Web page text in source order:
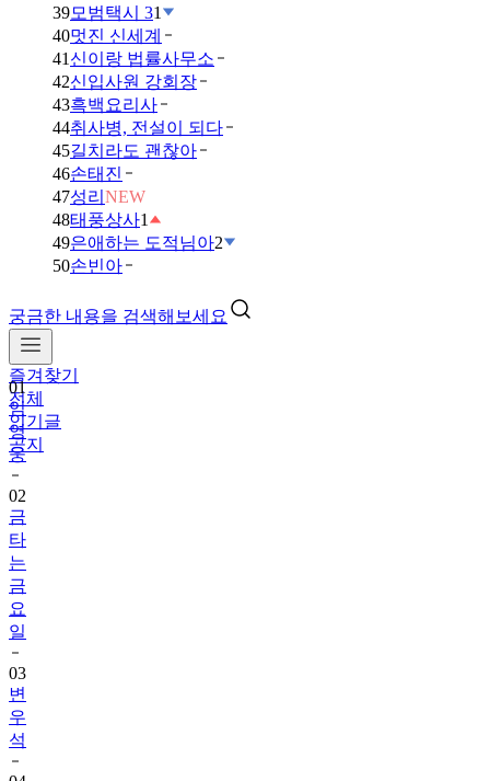
39모범택시 31
40멋진 신세계
41 신이랑 법률사무소
42신입사원 강회장
43흑백요리사
44취사병, 전설이 되다
45길치라도 괜찮아
46손태진
47성리 NEW
48태풍상사1
49은애하는 도적님아2
50손빈아
궁금한 내용을 검색해보세요
즐겨찾기
전체
인기글
공지
01
임
영
웅
02
금
타
는
금
요
일
03
변
우
석